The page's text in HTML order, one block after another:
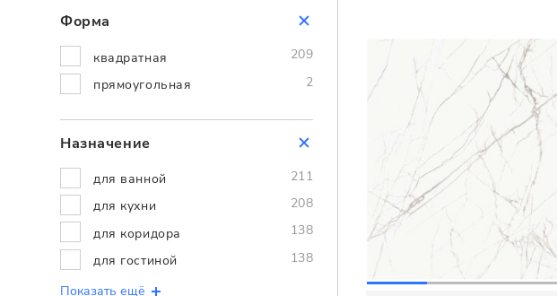
Форма
квадратная
209
прямоугольная
2
Назначение
для ванной
211
для кухни
208
для коридора
138
для гостиной
138
Показать ещё